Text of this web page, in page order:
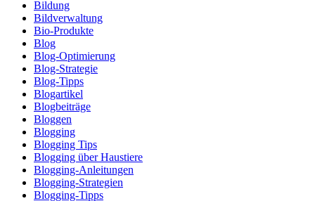
Bildung
Bildverwaltung
Bio-Produkte
Blog
Blog-Optimierung
Blog-Strategie
Blog-Tipps
Blogartikel
Blogbeiträge
Bloggen
Blogging
Blogging Tips
Blogging über Haustiere
Blogging-Anleitungen
Blogging-Strategien
Blogging-Tipps